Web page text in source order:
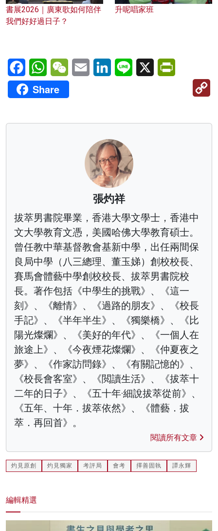
書展2026｜廣東歌如何陪伴
我們好好過日子？
升呢唱家班
FacebookWhatsAppWeChatEmail LinkedInLine X
Share
張灼祥
拔萃男書院畢業，香港大學文學士，香港中
文大學教育文憑，美國哈佛大學教育碩士。
曾任教中華基督教會基新中學，出任兩間保
良局中學（八三總理、董玉娣）創校校長、
賽馬會體藝中學創校校長、拔萃男書院校
長。著作包括《中學生的挑戰》、《這一
刻》、《離情》、《過路的朋友》、《校長
手記》、《半年半生》、《獨樂橋》、《比
陽光燦爛》、《美好的年代》、《一個人在
旅途上》、《今夜煙花燦爛》、《仲夏夜之
夢》、《作家訪問錄》、《有關記憶的》、
《校長會客室》、《閲讀生活》、《拔萃十
二年的日子》、《五十年·細說拔萃從前》、
《五年、十年．拔萃依然》、《體藝．拔
萃．再回首》。
閱讀所有文章
灼見原創 灼見獨家 考評局 會考 擇善固執 譚永輝
編輯精選